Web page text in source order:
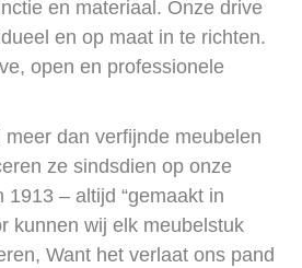
en materiaal. Onze drive
en op maat in te richten.
open en professionele
dan verfijnde meubelen
ze sindsdien op onze
1913 – altijd “gemaakt in
kunnen wij elk meubelstuk
Want het verlaat ons pand